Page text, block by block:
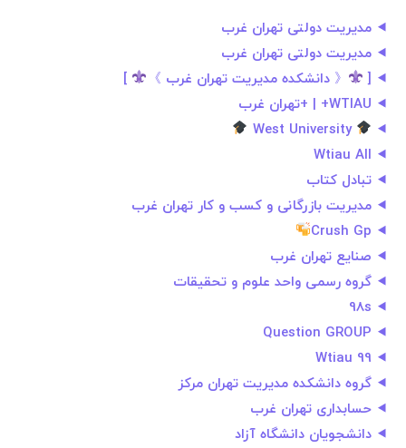
مدیریت دولتی تهران غرب
مدیریت دولتی تهران غرب
[
《 دانشکده مدیریت تهران غرب 》
]
WTIAU+ | +تهران غرب
West University
Wtiau All
تبادل کتاب
مدیریت بازرگانی و کسب و کار تهران غرب
Crush Gp
صنایع تهران غرب
گروه رسمی واحد علوم و تحقیقات
98s
Question GROUP
Wtiau 99
گروه دانشکده مدیریت تهران مرکز
حسابداری تهران غرب
دانشجویان دانشگاه آزاد